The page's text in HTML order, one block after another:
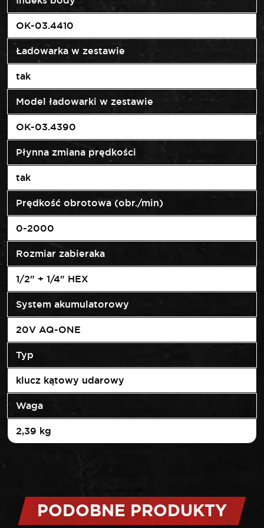
OK-03.4410
Ładowarka w zestawie
tak
Model ładowarki w zestawie
OK-03.4390
Płynna zmiana prędkości
tak
Prędkość obrotowa (obr./min)
0-2000
Rozmiar zabieraka
1/2" + 1/4" HEX
System akumulatorowy
20V AQ-ONE
Typ
klucz kątowy udarowy
Waga
2,39 kg
PODOBNE PRODUKTY